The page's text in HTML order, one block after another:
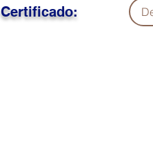
Certificado: